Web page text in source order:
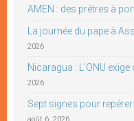
AMEN : des prêtres à
La journée du pape à
2026
Nicaragua : L’ONU
2026
Sept signes pour
août 6, 2026